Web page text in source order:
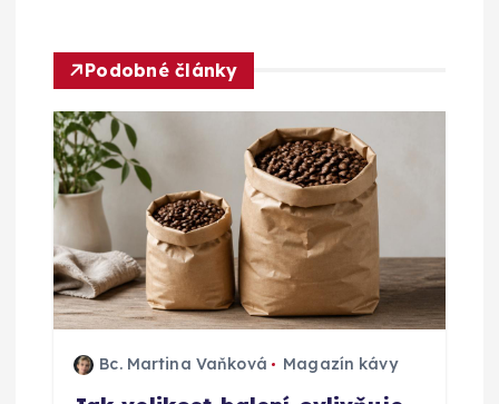
c
e
p
r
o
p
Podobné články
Bc. Martina Vaňková Magazín kávy